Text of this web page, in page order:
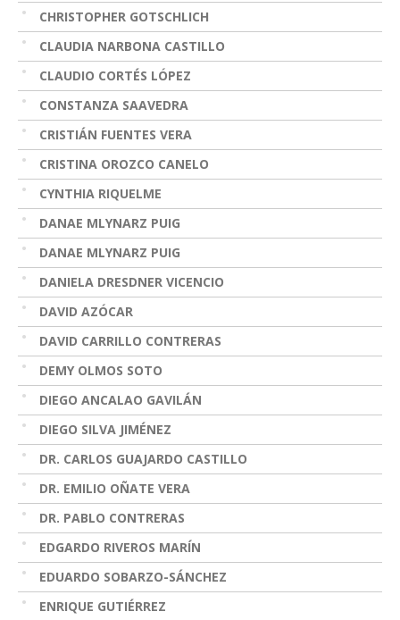
CHRISTOPHER GOTSCHLICH
CLAUDIA NARBONA CASTILLO
CLAUDIO CORTÉS LÓPEZ
CONSTANZA SAAVEDRA
CRISTIÁN FUENTES VERA
CRISTINA OROZCO CANELO
CYNTHIA RIQUELME
DANAE MLYNARZ PUIG
DANAE MLYNARZ PUIG
DANIELA DRESDNER VICENCIO
DAVID AZÓCAR
DAVID CARRILLO CONTRERAS
DEMY OLMOS SOTO
DIEGO ANCALAO GAVILÁN
DIEGO SILVA JIMÉNEZ
DR. CARLOS GUAJARDO CASTILLO
DR. EMILIO OÑATE VERA
DR. PABLO CONTRERAS
EDGARDO RIVEROS MARÍN
EDUARDO SOBARZO-SÁNCHEZ
ENRIQUE GUTIÉRREZ